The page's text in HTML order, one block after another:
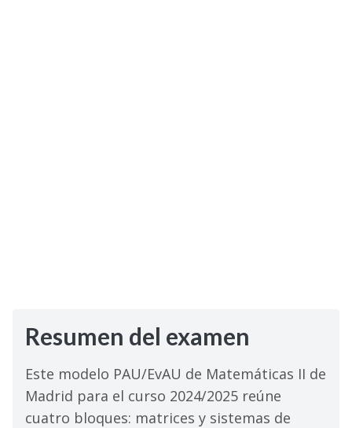
Resumen del examen
Este modelo PAU/EvAU de Matemáticas II de
Madrid para el curso 2024/2025 reúne
cuatro bloques: matrices y sistemas de